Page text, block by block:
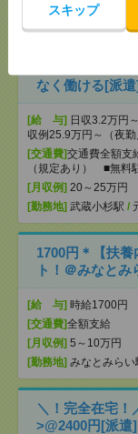
スキップ
[勤務地]京急鶴見駅か
入浴ナシ＊夜
なく働ける[派
[給 与] 日収3.2万円
収例25.9万円～（夜勤
[交通費]交通費全額
（規定あり） ■無料
[月収例] 20～25万円
[勤務地] 武蔵小杉駅 /
1700円＊【扶
ト！＠みなとみ
[給 与] 時給1700円
[交通費]全額支給
[月収例] 5～10万円
[勤務地] みなとみら
＼！完全在宅！
>@2400円[派遣]